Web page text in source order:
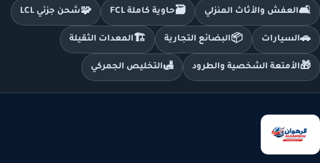
🛋️العفش والأثاث المنزلي 🗃️حاوية كاملة FCL 🧩شحن جزئي LCL
🚗السيارات 📦البضائع التجارية 🏗️ المعدات الثقيلة
🎁الأمتعة الشخصية والطرود 🛃التخليص الجمركي